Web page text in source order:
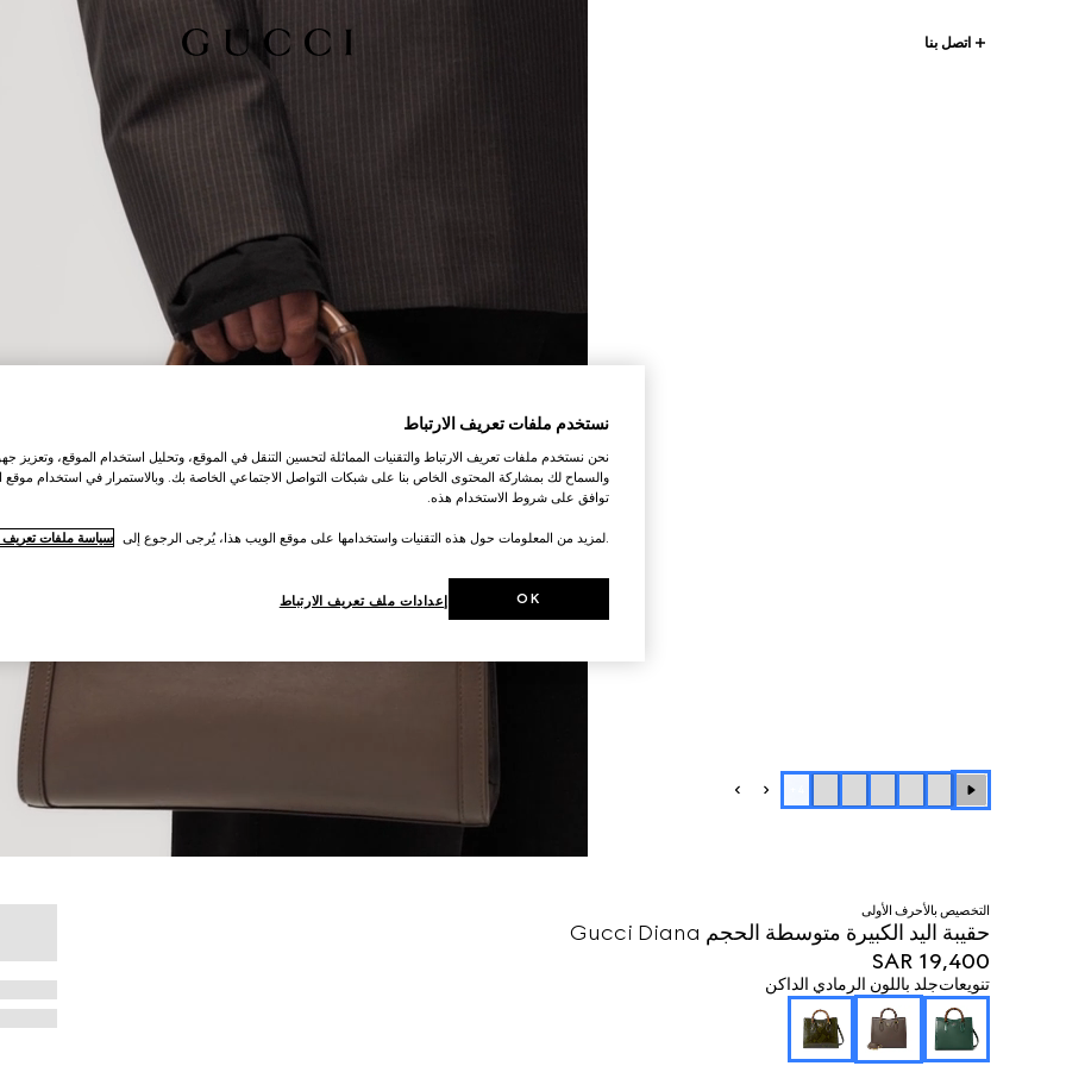
اتصل بنا
التخصيص بالأحرف الأولى
حقيبة اليد الكبيرة متوسطة الحجم Gucci Diana
SAR 19,400
تنويعاتجلد باللون الرمادي الداكن
نستخدم ملفات تعريف الارتباط
نحن نستخدم ملفات تعريف الارتباط والتقنيات المماثلة لتحسين التنقل في الموقع، وتحليل استخدام الموقع، وتعزيز
والسماح لك بمشاركة المحتوى الخاص بنا على شبكات التواصل الاجتماعي الخاصة بك. وبالاستمرار في استخدام موقع
توافق على شروط الاستخدام هذه.
.لمزيد من المعلومات حول هذه التقنيات واستخدامها على موقع الويب هذا، يُرجى الرجوع إلى سياسة ملفات تعريف
إعدادات ملف تعريف الارتباط OK